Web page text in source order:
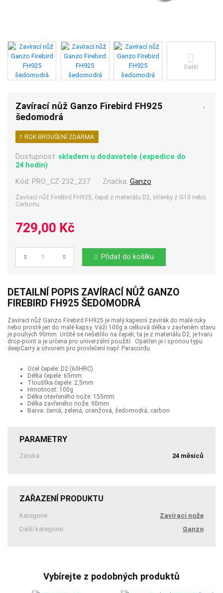
Další
Zavírací nůž Ganzo Firebird FH925
šedomodrá
1 ROK BROUŠENÍ ZDARMA
Dostupnost: skladem u dodavatele (expedice do
24 hodin)
Kód: PRO_CZ-232_237 Značka: Ganzo
Zavírací nůž FireBird FH925, čepel z materiálu D2, střenky z G10 nebo
Carbonu.
729,00 Kč
Počet Přidat do košíku
DETAILNÍ POPIS ZAVÍRACÍ NŮŽ GANZO
FIREBIRD FH925 ŠEDOMODRÁ
Zavírací nůž Ganzo Firebird FH925 je malý kapesní zavírák do malé ruky
nebo prostě jen do malé kapsy. Váží 100g a celková délka v zavřeném stavu
je pouhých 90mm. Určitě se nešetřilo na čepeli, ta je z materiálu D2, je tvaru
drop-point a je určena pro univerzální použití. Opatřen je i sponou typu
deepCarry a otvorem pro provlečení např. Paracordu.
Ocel čepele: D2 (60HRC)
Délka čepele: 65mm
Tloušťka čepele: 2,5mm
Hmotnost: 100g
Délka otevřeného nože: 155mm
Délka zavřeného nože: 90mm
Barva: černá, zelená, oranžová, šedomodrá, carbon
PARAMETRY
Záruka: 24 měsíců
ZAŘAZENÍ PRODUKTU
Kategorie:
Zavírací nože
Další kategorie:
Ganzo
Vybírejte z podobných produktů